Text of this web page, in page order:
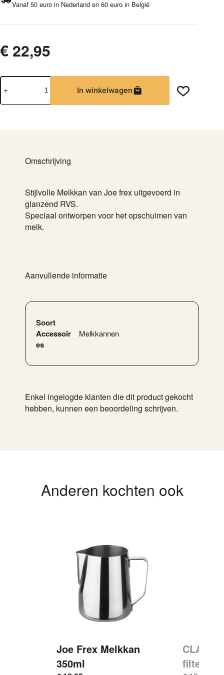
Vanaf 50 euro in Nederland en 60 euro in België
€ 22,95
Joe
Frex
Melkkan
In winkelwagen
Omschrijving
Stijlvolle Melkkan van Joe frex uitgevoerd in
glanzend RVS.
Speciaal ontworpen voor het opschuimen van
melk.
Enkel ingelogde klanten die dit product gekocht
hebben, kunnen een beoordeling schrijven.
Aanvullende informatie
Soort
Accessoir
es
Melkkannen
Anderen kochten ook
Joe Frex Melkkan
350ml
CLARIS